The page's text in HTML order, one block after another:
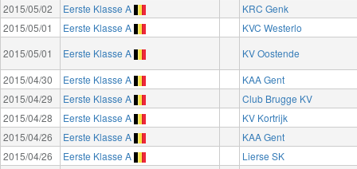
2015/05/02
Eerste Klasse A
KRC Genk
2015/05/01
Eerste Klasse A
KVC Westerlo
2015/05/01
Eerste Klasse A
KV Oostende
2015/04/30
Eerste Klasse A
KAA Gent
2015/04/29
Eerste Klasse A
Club Brugge KV
2015/04/28
Eerste Klasse A
KV Kortrijk
2015/04/26
Eerste Klasse A
KAA Gent
2015/04/26
Eerste Klasse A
Lierse SK